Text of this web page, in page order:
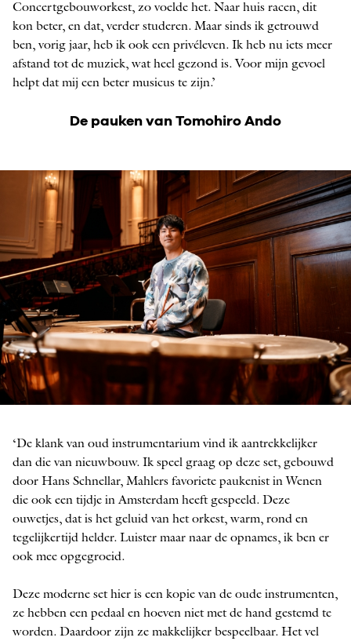
Concertgebouworkest, zo voelde het. Naar huis racen, dit
kon beter, en dat, verder studeren. Maar sinds ik getrouwd
ben, vorig jaar, heb ik ook een privéleven. Ik heb nu iets meer
afstand tot de muziek, wat heel gezond is. Voor mijn gevoel
helpt dat mij een beter musicus te zijn.’
De pauken van Tomohiro Ando
FOTO: EDUARDUS LEE
‘De klank van oud instrumentarium vind ik aantrekkelijker
dan die van nieuwbouw. Ik speel graag op deze set, gebouwd
door Hans Schnellar, Mahlers favoriete paukenist in Wenen
die ook een tijdje in Amsterdam heeft gespeeld. Deze
ouwetjes, dat is het geluid van het orkest, warm, rond en
tegelijkertijd helder. Luister maar naar de opnames, ik ben er
ook mee opgegroeid.
Deze moderne set hier is een kopie van de oude instrumenten,
ze hebben een pedaal en hoeven niet met de hand gestemd te
worden. Daardoor zijn ze makke­lijker bespeelbaar. Het vel